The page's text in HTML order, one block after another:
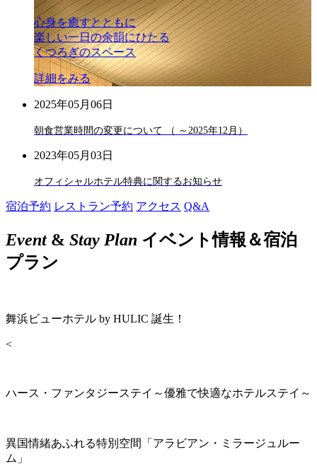
心身を癒すとともに
楽しい一日の余韻にひたる
くつろぎのスペース
詳細をみる
2025年05月06日
朝食営業時間の変更について （ ～2025年12月）
2023年05月03日
オフィシャルホテル特典に関するお知らせ
宿泊予約 レストラン予約 アクセス Q&A
Event& Stay Plan イベント情報＆宿泊
プラン
舞浜ビューホテル by HULIC 誕生！
<
ハース・ファンタジーステイ～優雅で快適なホテルステイ～
異国情緒あふれる特別空間「アラビアン・ミラージュルー
ム」